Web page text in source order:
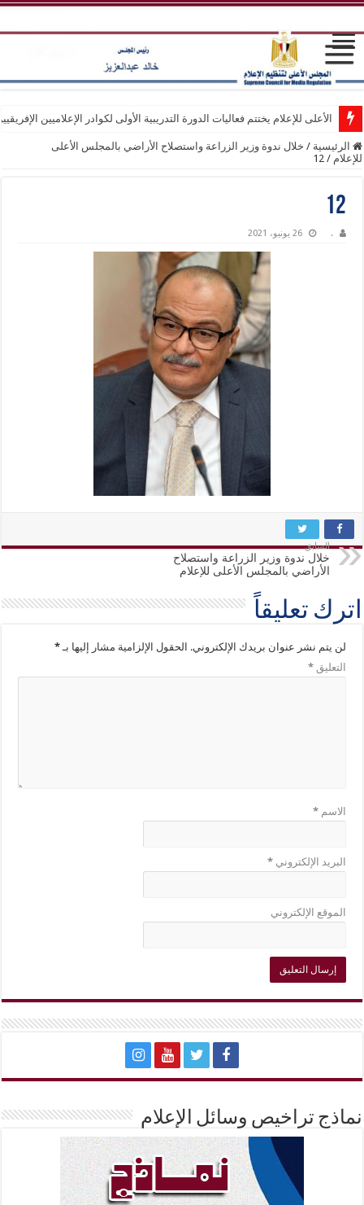
الأعلى للإعلام يختتم فعاليات الدورة التدريبية الأولى لكوادر الإعلاميين
الرئيسية / خلال ندوة وزير الزراعة واستصلاح الأراضي بالمجلس الأعلى
للإعلام /
12
12
. 26 يونيو، 2021
السابق
خلال ندوة وزير الزراعة واستصلاح
الأراضي بالمجلس الأعلى للإعلام
اترك تعليقاً
لن يتم نشر عنوان بريدك الإلكتروني. الحقول الإلزامية مشار إليها بـ*
التعليق*
الاسم*
البريد الإلكتروني*
الموقع الإلكتروني
نماذج تراخيص وسائل الإعلام